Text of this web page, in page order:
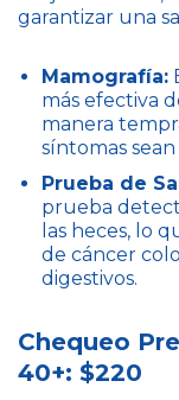
garantizar una
Mamografía:
más efectiva
manera
síntomas
Prueba de
prueba
las heces, lo
de cáncer
digestivos.
Chequeo
40+: $220